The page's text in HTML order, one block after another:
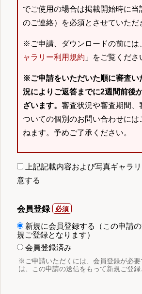
でご使用の場合は掲載開始時に当
のご連絡）を必須とさせていただ
※ご申請、ダウンロードの前には
ャラリー利用規約 」をご覧くださ
※ご申請をいただいた順に審査い
況によりご返答までに2週間前後
ざいます。 審査状況や審査期間、
ついての個別のお問い合わせには
ねます。予めご了承ください。
上記記載内容および写真ギャラ
意する
会員登録
新規に会員登録する（この申請
規ご登録となります）
会員登録済み
※ご申請いただくには、会員登録が必
は、この申請の送信をもって新規ご登録